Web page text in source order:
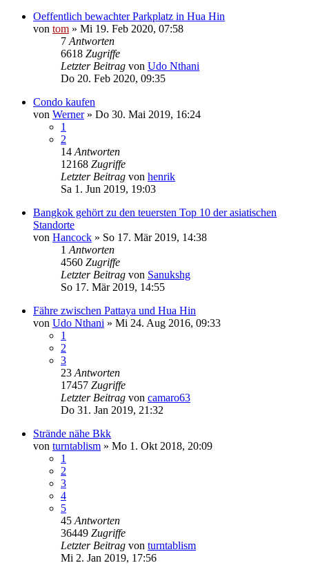
Oeffentlich bewachter Parkplatz in Hua Hin
von tom » Mi 19. Feb 2020, 07:58
7Antworten
6618 Zugriffe
Letzter Beitrag von Udo Nthani
Do 20. Feb 2020, 09:35
Condo kaufen
von Werner» Do 30. Mai 2019, 16:24
1
2
14Antworten
12168 Zugriffe
Letzter Beitrag von henrik
Sa 1. Jun 2019, 19:03
Bangkok gehört zu den teuersten Top 10 der asiatischen
Standorte
von Hancock » So 17. Mär 2019, 14:38
1Antworten
4560 Zugriffe
Letzter Beitrag von Sanukshg
So 17. Mär 2019, 14:55
Fähre zwischen Pattaya und Hua Hin
von Udo Nthani » Mi 24. Aug 2016, 09:33
1
2
3
23Antworten
17457 Zugriffe
Letzter Beitrag von camaro63
Do 31. Jan 2019, 21:32
Strände nähe Bkk
von turntablism » Mo 1. Okt 2018, 20:09
1
2
3
4
5
45Antworten
36449 Zugriffe
Letzter Beitrag von turntablism
Mi 2. Jan 2019, 17:56